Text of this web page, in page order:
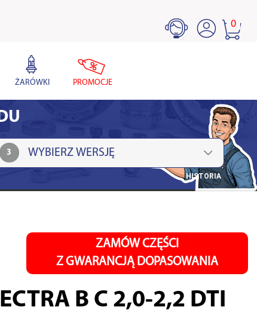
0
ŻARÓWKI PROMOCJE
3
HISTORIA
ZAMÓW CZĘŚCI
Z GWARANCJĄ DOPASOWANIA
B C 2,0-2,2 DTI